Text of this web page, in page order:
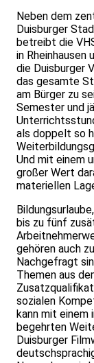
Neben dem
Duisburger
betreibt die
in Rheinhausen
die Duisburger
das gesamte
am Bürger zu
Semester und
als doppelt so
Und mit einem
großer Wert
materiellen
bis zu fünf
gehören auch
Nachgefragt
Themen aus
sozialen
kann mit
begehrten
Duisburger